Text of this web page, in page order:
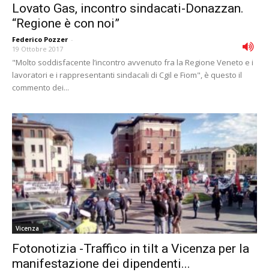
Lovato Gas, incontro sindacati-Donazzan.
“Regione è con noi”
Federico Pozzer -
19 Ottobre 2017
"Molto soddisfacente l’incontro avvenuto fra la Regione Veneto e i
lavoratori e i rappresentanti sindacali di Cgil e Fiom", è questo il
commento dei...
Vicenza
Fotonotizia -Traffico in tilt a Vicenza per la
manifestazione dei dipendenti...